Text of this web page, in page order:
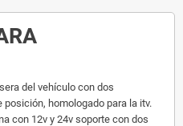
del vehículo con dos
homologado para la itv.
con 12v y 24v soporte con dos